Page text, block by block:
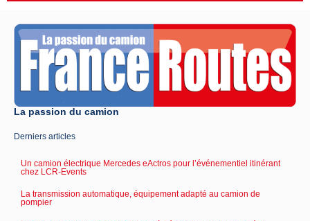
La passion du camion
Derniers articles
Un camion électrique Mercedes eActros pour l’événementiel itinérant
chez LCR-Events
La transmission automatique, équipement adapté au camion de
pompier